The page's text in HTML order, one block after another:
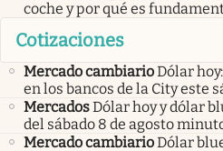
coche y por qué es
Cotizaciones
Mercado cambiarioDólar
en los bancos de la City este
MercadosDólar hoy y dólar
del sábado 8 de agosto
Mercado cambiarioDólar